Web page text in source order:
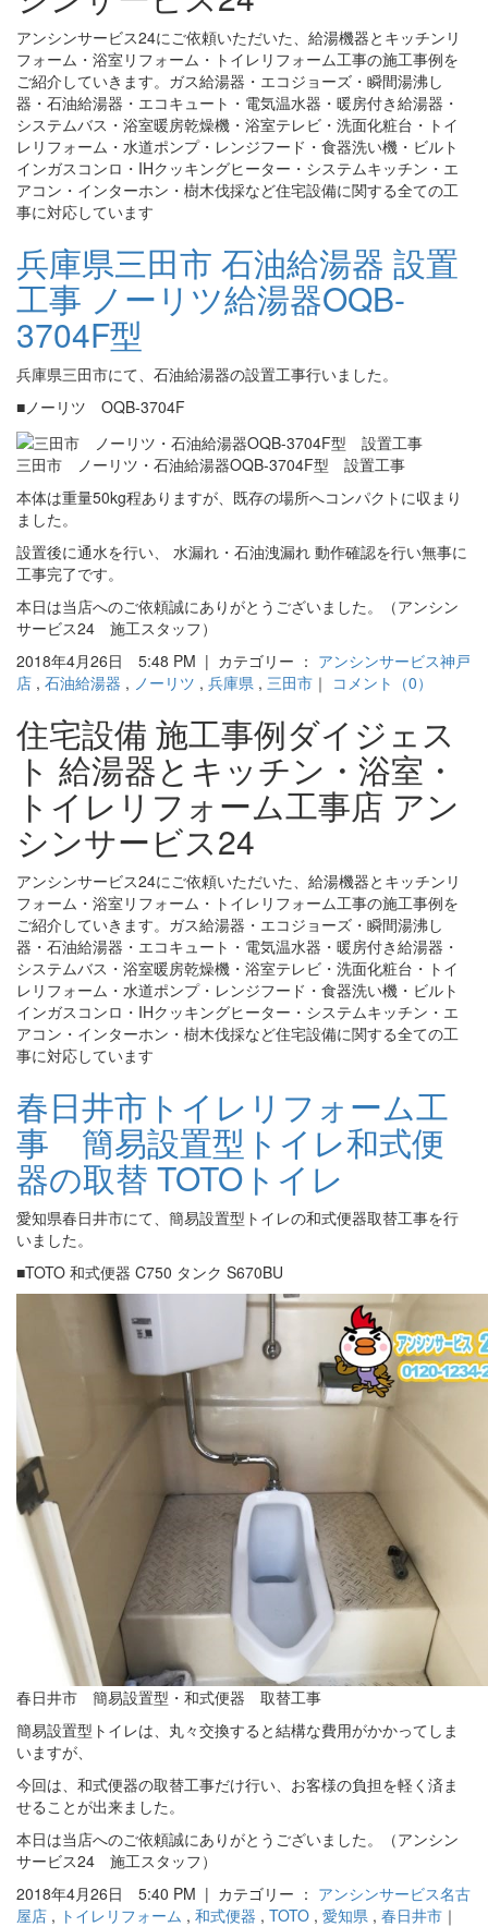
アンシンサービス24にご依頼いただいた、給湯機器とキッチンリ
フォーム・浴室リフォーム・トイレリフォーム工事の施工事例を
ご紹介していきます。ガス給湯器・エコジョーズ・瞬間湯沸し
器・石油給湯器・エコキュート・電気温水器・暖房付き給湯器・
システムバス・浴室暖房乾燥機・浴室テレビ・洗面化粧台・トイ
レリフォーム・水道ポンプ・レンジフード・食器洗い機・ビルト
インガスコンロ・IHクッキングヒーター・システムキッチン・エ
アコン・インターホン・樹木伐採など住宅設備に関する全ての工
事に対応しています
兵庫県三田市 石油給湯器 設置
工事 ノーリツ給湯器OQB-
3704F型
兵庫県三田市にて、石油給湯器の設置工事行いました。
■ノーリツ OQB-3704F
三田市 ノーリツ・石油給湯器OQB-3704F型 設置工事
本体は重量50kg程ありますが、既存の場所へコンパクトに収まり
ました。
設置後に通水を行い、 水漏れ・石油洩漏れ 動作確認を行い無事に
工事完了です。
本日は当店へのご依頼誠にありがとうございました。（アンシン
サービス24 施工スタッフ）
2018年4月26日 5:48 PM | カテゴリー ： アンシンサービス神戸
店 , 石油給湯器 , ノーリツ , 兵庫県 , 三田市 ｜ コメント（0）
住宅設備 施工事例ダイジェス
ト 給湯器とキッチン・浴室・
トイレリフォーム工事店 アン
シンサービス24
アンシンサービス24にご依頼いただいた、給湯機器とキッチンリ
フォーム・浴室リフォーム・トイレリフォーム工事の施工事例を
ご紹介していきます。ガス給湯器・エコジョーズ・瞬間湯沸し
器・石油給湯器・エコキュート・電気温水器・暖房付き給湯器・
システムバス・浴室暖房乾燥機・浴室テレビ・洗面化粧台・トイ
レリフォーム・水道ポンプ・レンジフード・食器洗い機・ビルト
インガスコンロ・IHクッキングヒーター・システムキッチン・エ
アコン・インターホン・樹木伐採など住宅設備に関する全ての工
事に対応しています
春日井市トイレリフォーム工
事 簡易設置型トイレ和式便
器の取替 TOTOトイレ
愛知県春日井市にて、簡易設置型トイレの和式便器取替工事を行
いました。
■TOTO 和式便器 C750 タンク S670BU
春日井市 簡易設置型・和式便器 取替工事
簡易設置型トイレは、丸々交換すると結構な費用がかかってしま
いますが、
今回は、和式便器の取替工事だけ行い、お客様の負担を軽く済ま
せることが出来ました。
本日は当店へのご依頼誠にありがとうございました。（アンシン
サービス24 施工スタッフ）
2018年4月26日 5:40 PM | カテゴリー ： アンシンサービス名古
屋店 , トイレリフォーム , 和式便器 , TOTO , 愛知県 , 春日井市 ｜